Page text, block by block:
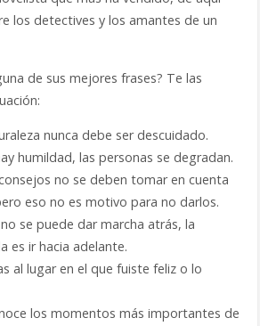
los detectives y los amantes de un
de sus mejores frases? Te las
nunca debe ser descuidado.
humildad, las personas se degradan.
no se deben tomar en cuenta
eso no es motivo para no darlos.
se puede dar marcha atrás, la
es ir hacia adelante.
al lugar en el que fuiste feliz o lo
los momentos más importantes de